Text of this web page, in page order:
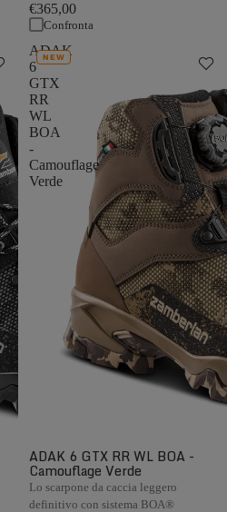
€365,00
Confronta
ADAK
6
GTX
RR
WL
BOA
-
Camouflage
Verde
NEW
ADAK 6 GTX RR WL BOA -
Camouflage Verde
Lo scarpone da caccia leggero
definitivo con sistema BOA®